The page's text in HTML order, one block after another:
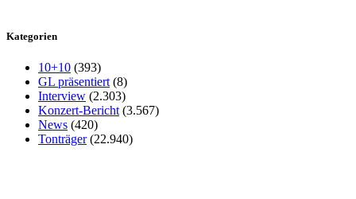
Kategorien
10+10 (393)
GL präsentiert (8)
Interview (2.303)
Konzert-Bericht (3.567)
News (420)
Tonträger(22.940)